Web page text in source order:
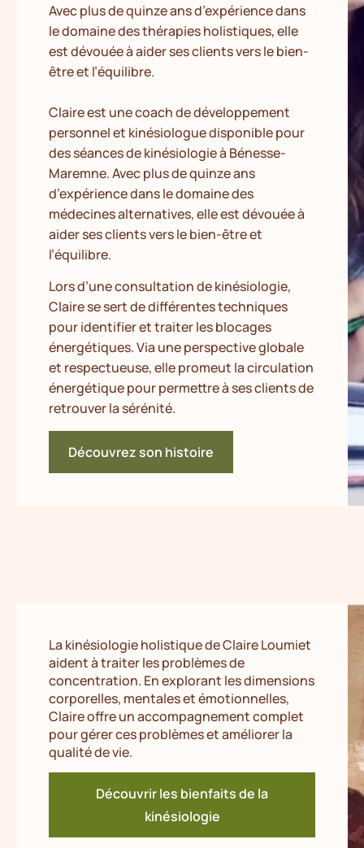
Avec plus de quinze ans d’expérience dans
le domaine des thérapies holistiques, elle
est dévouée à aider ses clients vers le bien-
être et l’équilibre.
Claire est une coach de développement
personnel et kinésiologue disponible pour
des séances de kinésiologie à Bénesse-
Maremne. Avec plus de quinze ans
d’expérience dans le domaine des
médecines alternatives, elle est dévouée à
aider ses clients vers le bien-être et
l’équilibre.
Lors d’une consultation de kinésiologie,
Claire se sert de différentes techniques
pour identifier et traiter les blocages
énergétiques. Via une perspective globale
et respectueuse, elle promeut la circulation
énergétique pour permettre à ses clients de
retrouver la sérénité.
Découvrez son histoire
La kinésiologie holistique de Claire Loumiet
aident à traiter les problèmes de
concentration. En explorant les dimensions
corporelles, mentales et émotionnelles,
Claire offre un accompagnement complet
pour gérer ces problèmes et améliorer la
qualité de vie.
Découvrir les bienfaits de la
kinésiologie